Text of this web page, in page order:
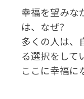
幸福を望みな
は、なぜ?
多くの人は、
る選択をし
ここに幸福に